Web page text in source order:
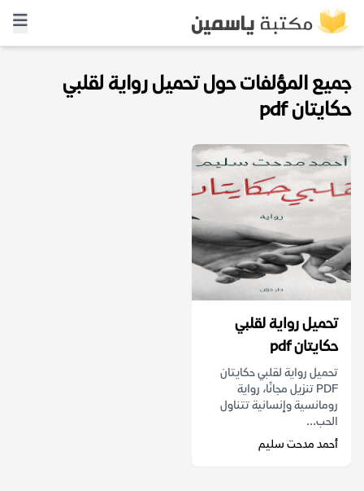
جميع المؤلفات حول تحميل رواية لقلبي
حكايتان pdf
تحميل رواية لقلبي
حكايتان pdf
تحميل رواية لقلبي حكايتان
PDF تنزيل مجانًا، رواية
رومانسية وإنسانية تتناول
الحب...
أحمد مدحت سليم